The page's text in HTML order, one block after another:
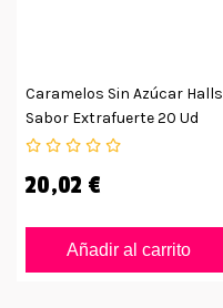
Caramelos Sin Azúcar Halls
Sabor Extrafuerte 20 Ud
20,02 €
Añadir al carrito